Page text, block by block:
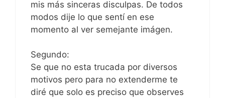
mis más sinceras disculpas. De todos
modos dije lo que sentí en ese
momento al ver semejante imágen.
Segundo:
Se que no esta trucada por diversos
motivos pero para no extenderme te
diré que solo es preciso que observes